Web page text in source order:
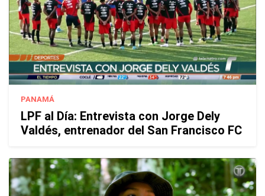
PANAMÁ
LPF al Día: Entrevista con Jorge Dely
Valdés, entrenador del San Francisco FC